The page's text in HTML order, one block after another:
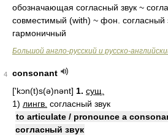
обозначающая согласный звук ~
совместимый (with) ~ фон. согласный
гармоничный
Большой англо-русский и русско-
4
consonant
['kɔn(t)s(ə)nənt] 1. сущ.
1) лингв. согласный звук
to articulate / pronounce a
согласный звук